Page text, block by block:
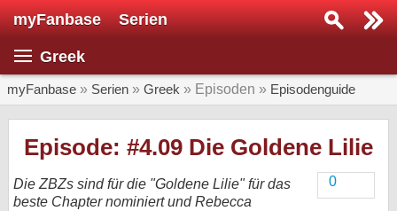
myFanbase Serien
Greek
myFanbase » Serien » Greek » Episoden » Episodenguide
Episode: #4.09 Die Goldene Lilie
0
Die ZBZs sind für die "Goldene Lilie" für das
beste Chapter nominiert und Rebecca
Serie suchen...
SERIEN
Kolumnen
Interviews